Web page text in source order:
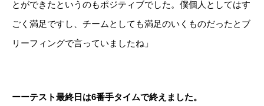
とができたというのもポジティブでした。僕個人としてはす
ごく満足ですし、チームとしても満足のいくものだったとブ
リーフィングで言っていましたね」
ーーテスト最終日は6番手タイムで終えました。